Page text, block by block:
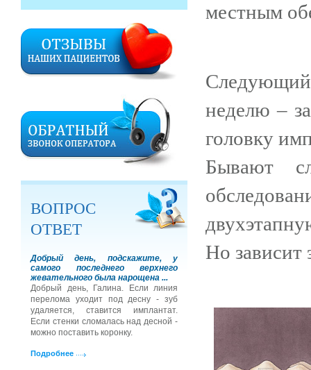
ВОПРОС
ОТВЕТ
Добрый день, подскажите, у
самого последнего верхнего
жевательного была нарощена ...
Добрый день, Галина. Если линия
перелома уходит под десну - зуб
удаляется, ставится имплантат.
Если стенки сломалась над десной -
можно поставить коронку.
Подробнее
местным
неделю –
головку
Бывают
Но зависит